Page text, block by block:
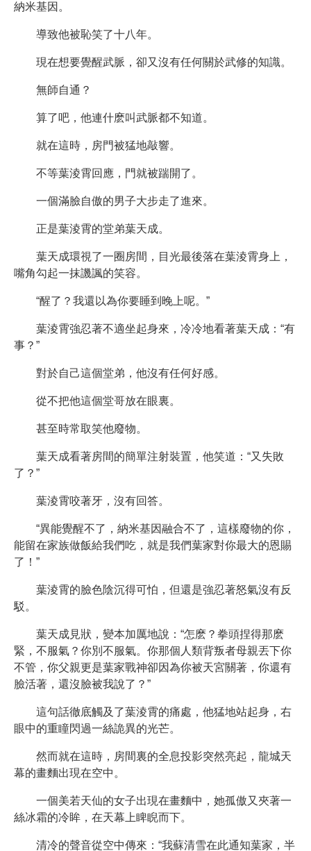
納米基因。
導致他被恥笑了十八年。
現在想要覺醒武脈，卻又沒有任何關於武修的知識。
無師自通？
算了吧，他連什麽叫武脈都不知道。
就在這時，房門被猛地敲響。
不等葉淩霄回應，門就被踹開了。
一個滿臉自傲的男子大步走了進來。
正是葉淩霄的堂弟葉天成。
葉天成環視了一圈房間，目光最後落在葉淩霄身上，
嘴角勾起一抹譏諷的笑容。
“醒了？我還以為你要睡到晚上呢。”
葉淩霄強忍著不適坐起身來，冷冷地看著葉天成：“有
事？”
對於自己這個堂弟，他沒有任何好感。
從不把他這個堂哥放在眼裏。
甚至時常取笑他廢物。
葉天成看著房間的簡單注射裝置，他笑道：“又失敗
了？”
葉淩霄咬著牙，沒有回答。
“異能覺醒不了，納米基因融合不了，這樣廢物的你，
能留在家族做飯給我們吃，就是我們葉家對你最大的恩賜
了！”
葉淩霄的臉色陰沉得可怕，但還是強忍著怒氣沒有反
駁。
葉天成見狀，變本加厲地說：“怎麽？拳頭捏得那麽
緊，不服氣？你別不服氣。你那個人類背叛者母親丟下你
不管，你父親更是葉家戰神卻因為你被天宮關著，你還有
臉活著，還沒臉被我說了？”
這句話徹底觸及了葉淩霄的痛處，他猛地站起身，右
眼中的重瞳閃過一絲詭異的光芒。
然而就在這時，房間裏的全息投影突然亮起，龍城天
幕的畫麵出現在空中。
一個美若天仙的女子出現在畫麵中，她孤傲又夾著一
絲冰霜的冷眸，在天幕上睥睨而下。
清冷的聲音從空中傳來：“我蘇清雪在此通知葉家，半